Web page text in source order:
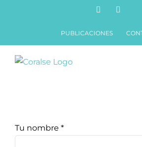
Facebook
PUBLICACIONES
Tu nombre *